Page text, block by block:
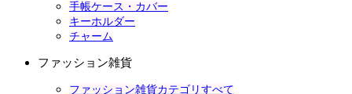
手帳ケース・カバー
キーホルダー
チャーム
ファッション雑貨
ファッション雑貨カテゴリすべて